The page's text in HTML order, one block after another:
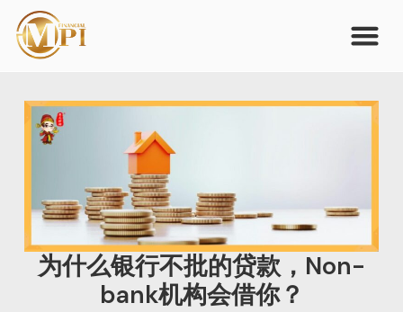
为什么银行不批的贷款，Non-
bank机构会借你？